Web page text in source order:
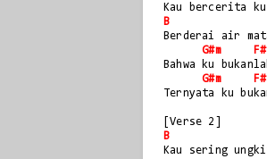
Kau bercerita ku
B
Berderai air
G#m
F#
Bahwa ku
G#m
F#
Ternyata ku
[Verse 2]
B
Kau sering